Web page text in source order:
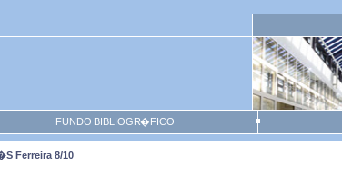
FUNDO BIBLIOGR�FICO
Ferreira 8/10